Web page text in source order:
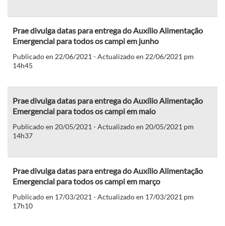
Prae divulga datas para entrega do Auxílio Alimentação
Emergencial para todos os campi em junho
Publicado en 22/06/2021 - Actualizado en 22/06/2021 pm
14h45
Prae divulga datas para entrega do Auxílio Alimentação
Emergencial para todos os campi em maio
Publicado en 20/05/2021 - Actualizado en 20/05/2021 pm
14h37
Prae divulga datas para entrega do Auxílio Alimentação
Emergencial para todos os campi em março
Publicado en 17/03/2021 - Actualizado en 17/03/2021 pm
17h10